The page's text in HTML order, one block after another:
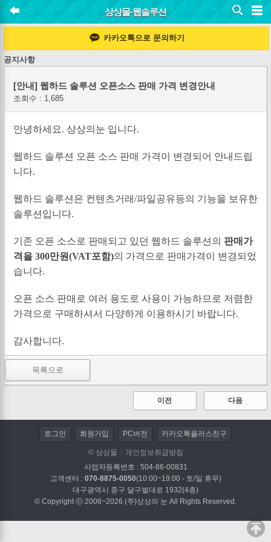
상상몰-웹솔루션
카카오톡으로 문의하기
공지사항
[안내] 웹하드 솔루션 오픈소스 판매 가격 변경안내
조회수 : 1,685
안녕하세요. 상상의눈 입니다.
웹하드 솔루션 오픈 소스 판매 가격이 변경되어 안내드립
니다.
웹하드 솔루션은 컨텐츠거래/파일공유등의 기능을 보유한
솔루션입니다.
기존 오픈 소스로 판매되고 있던 웹하드 솔루션의 판매가
격을 300만원(VAT포함)의 가격으로 판매가격이 변경되었
습니다.
오픈 소스 판매로 여러 용도로 사용이 가능하므로 저렴한
가격으로 구매하셔서 다양하게 이용하시기 바랍니다.
감사합니다.
목록으로
이전 다음
로그인 회원가입 PC버전 카카오톡플러스친구
© 상상몰
개인정보취급방침
사업자등록번호 : 504-86-00831
고객센터 : 070-8875-0050(10:00~19:00 - 토/일 휴무)
대구광역시 중구 달구벌대로 1932(4층)
© Copyright ⓒ 2006~2026 (주)상상의 눈 All Rights Reserved.